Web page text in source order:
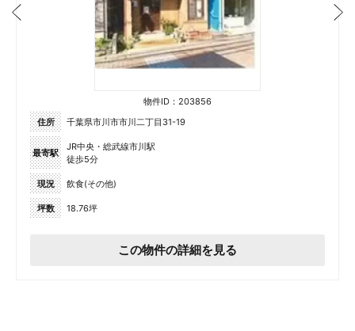
物件ID：203856
住所
千葉県市川市市川二丁目31-19
最寄駅
JR中央・総武線市川駅
徒歩5分
現況 飲食(その他)
坪数 18.76坪
この物件の詳細を見る